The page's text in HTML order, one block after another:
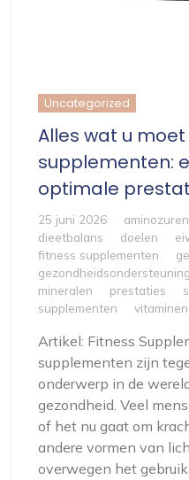
Uncategorized
Alles wat u
supplementen:
optimale
25 juni 2026 aminozuren
dieetbalans
doelen
fitness supplementen
gezondheidsondersteuning
mineralen
prestaties
supplementen
vitaminen
Artikel: Fitness
supplementen zijn
onderwerp in de
gezondheid. Veel
of het nu gaat om
andere vormen van
overwegen het